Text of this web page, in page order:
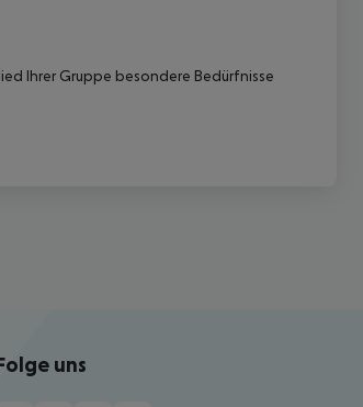
Ihrer Gruppe besondere Bedürfnisse
uns